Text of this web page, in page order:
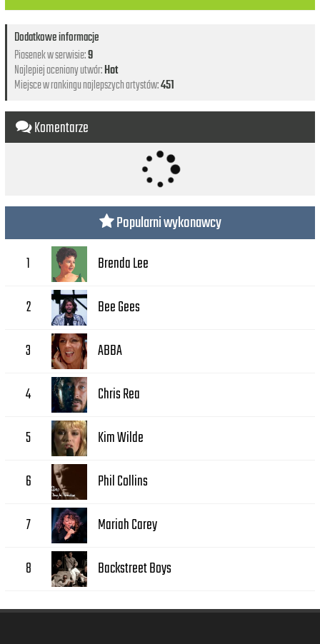
Dodatkowe informacje
Piosenek w serwisie:9
Najlepiej oceniony utwór:Hot
Miejsce w rankingu najlepszych artystów:451
Komentarze
Popularni wykonawcy
1 Brenda Lee
2 Bee Gees
3 ABBA
4 Chris Rea
5 Kim Wilde
6 Phil Collins
7 Mariah Carey
8 Backstreet Boys